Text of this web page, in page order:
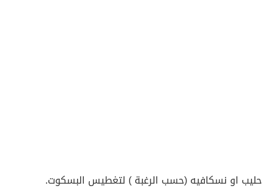
حليب او نسكافيه (حسب الرغبة ) لتغطيس البسكوت.